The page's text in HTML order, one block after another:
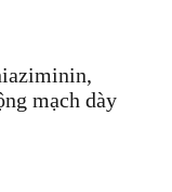
mạch dày